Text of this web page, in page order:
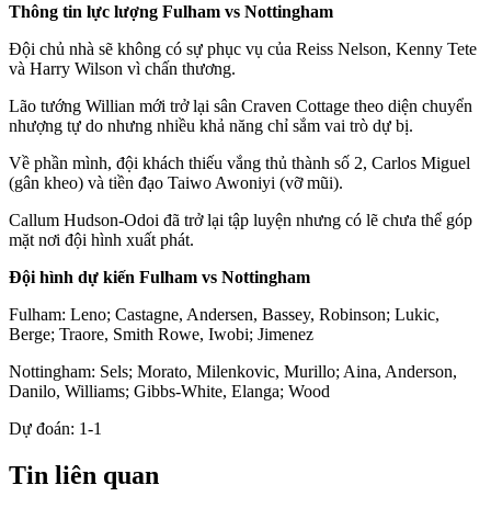
Thông tin lực lượng Fulham vs Nottingham
Đội chủ nhà sẽ không có sự phục vụ của Reiss Nelson, Kenny Tete
và Harry Wilson vì chấn thương.
Lão tướng Willian mới trở lại sân Craven Cottage theo diện chuyển
nhượng tự do nhưng nhiều khả năng chỉ sắm vai trò dự bị.
Về phần mình, đội khách thiếu vắng thủ thành số 2, Carlos Miguel
(gân kheo) và tiền đạo Taiwo Awoniyi (vỡ mũi).
Callum Hudson-Odoi đã trở lại tập luyện nhưng có lẽ chưa thể góp
mặt nơi đội hình xuất phát.
Đội hình dự kiến Fulham vs Nottingham
Fulham: Leno; Castagne, Andersen, Bassey, Robinson; Lukic,
Berge; Traore, Smith Rowe, Iwobi; Jimenez
Nottingham: Sels; Morato, Milenkovic, Murillo; Aina, Anderson,
Danilo, Williams; Gibbs-White, Elanga; Wood
Dự đoán: 1-1
Tin liên quan